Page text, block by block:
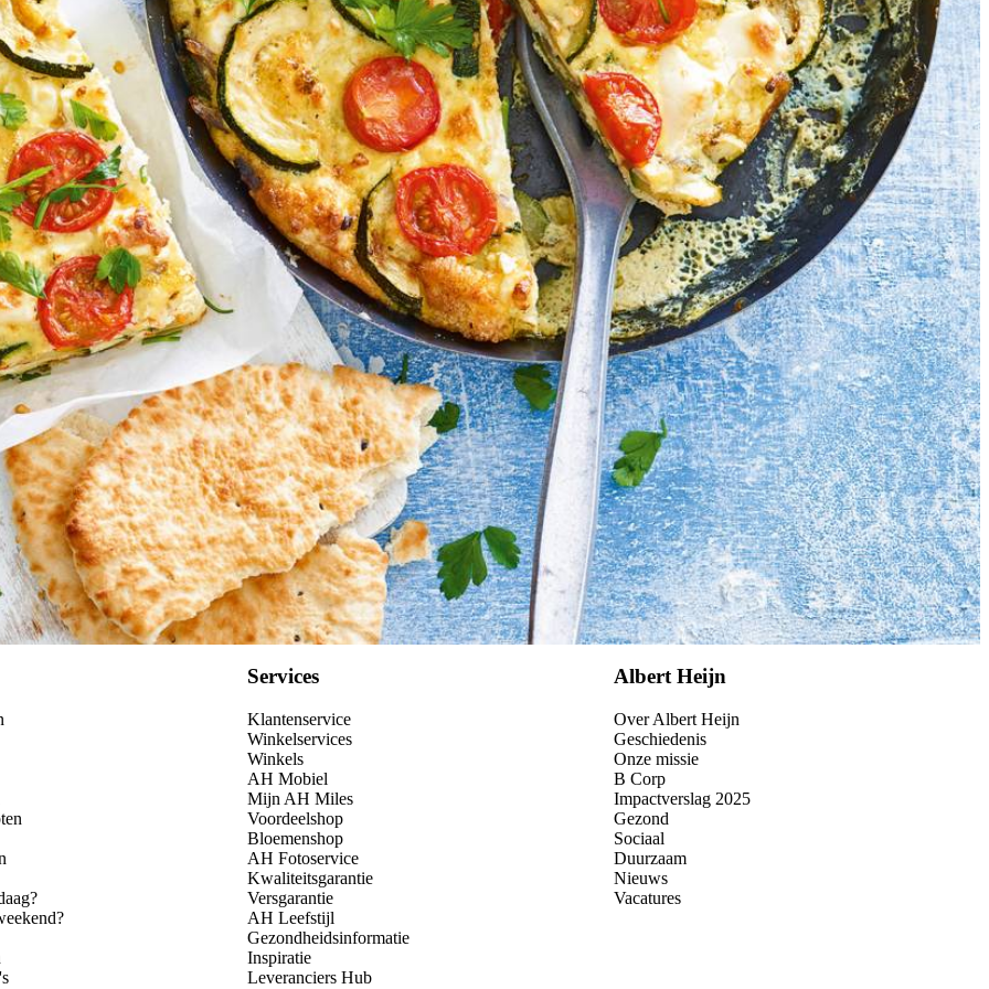
Kies producten
Wat vond je van dit recept?
Services
Klantenservice
Winkelservices
Winkels
AH Mobiel
Mijn AH Miles
Voordeelshop
Bloemenshop
AH Fotoservice
Kwaliteitsgarantie
Versgarantie
AH Leefstijl
Gezondheidsinformatie
Inspiratie
Leveranciers Hub
Albert Heijn
Over Albert Heijn
Geschiedenis
Onze missie
B Corp
Impactverslag 2025
Gezond
Sociaal
Duurzaam
Nieuws
Vacatures